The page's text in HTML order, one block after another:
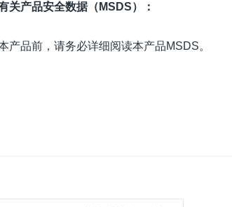
关产品安全数据（MSDS）：
产品前，请务必详细阅读本产品MSDS。